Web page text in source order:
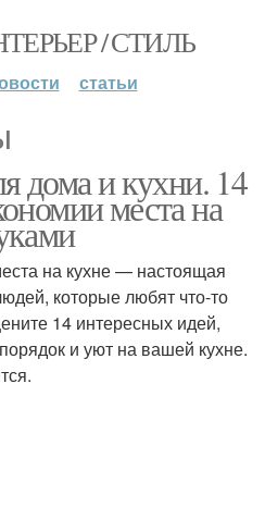
/ СТИЛЬ
статьи
дома и кухни. 14
места на
на кухне — настоящая
которые любят что-то
14 интересных идей,
и уют на вашей кухне.